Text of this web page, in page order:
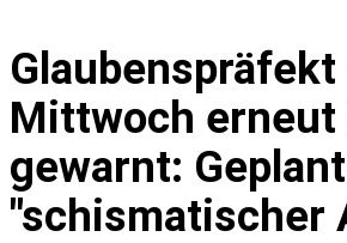
Mittwoch erneut
gewarnt:
"schismatischer